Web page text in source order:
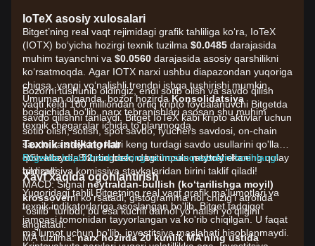
IoTeX asosiy xulosalari
Bitget’ning real vaqt rejimidagi grafik tahliliga ko‘ra, IoTeX
(IOTX) bo‘yicha hozirgi texnik tuzilma $0.0485 darajasida
muhim tayanchni va $0.0560 darajasida asosiy qarshilikni
ko‘rsatmoqda. Agar IOTX narxi ushbu diapazondan yuqoriga
chiqsa, yangi yo‘nalishli trendni ishga tushirishi mumkin.
Umuman olganda, bozor hozirdaKonsolidatsiya
bosqichida bo‘lib, narx tebranishlari asosan shu muhim
texnik chegaralar ichida to‘planmoqda.
Texnik indikatorlar
RSI: Hozirda52, bu bozordagi impulsneytralekanini
bildiradi.
MACD: Signal neytraldan-bullish (ko‘tarilishga moyil)
krossoverni ko‘rsatadi; gistogramma nol chizig‘i atrofida
“osilib” turibdi, bu esa kuchli darhol yo‘nalish yo‘qligini
anglatadi.
MA tuzilma:narx hozirda 20 kunlik MA’ning ustida
Bozorni tushunib oldingiz, endi sotib olish va savdo qilish
vaqti keldi 100 milliondan ortiq kripto foydalanuvchi Bitgetda
savdo qilishni tanlaydi. Bitget IoTeX kabi kripto aktivlar uchun
sotib olish, sotish, spot savdo, fyuchers savdosi, on-chain
savdo va steyking kabi keng turdagi savdo usullarini qo'llab-
quvvatlaydi. Shuningdek, u butun sanoat bo'yicha eng qulay
tranzaksiya komissiya stavkalaridan birini taklif qiladi!
Bitgetda bepul hisob oching va hoziroq savdoni boshlang!
Xavf xaqida ogohlantirish
Yuqoridagi tahlil Bitgetning real vaqt grafik ma'lumotlari va
texnik indikatorlariga asoslangan bo'lib, Bitget tadqiqot
jamoasi tomonidan tayyorlangan va ko'rib chiqilgan. U faqat
ma'lumot uchun bo'lib, investitsiya maslahati hisoblanmaydi.